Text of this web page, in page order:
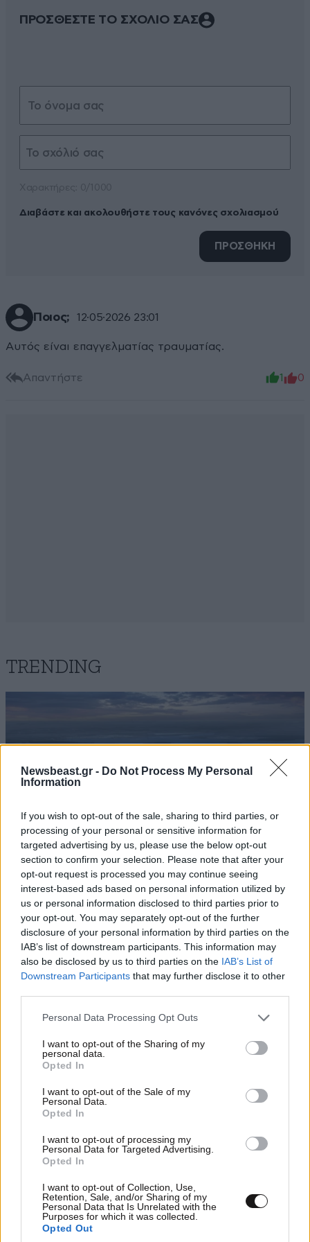
Newsbeast.gr - Do Not Process My Personal
Information
If you wish to opt-out of the sale, sharing to third parties, or
processing of your personal or sensitive information for
targeted advertising by us, please use the below opt-out
section to confirm your selection. Please note that after your
opt-out request is processed you may continue seeing
interest-based ads based on personal information utilized by
us or personal information disclosed to third parties prior to
your opt-out. You may separately opt-out of the further
disclosure of your personal information by third parties on the
IAB’s list of downstream participants. This information may
also be disclosed by us to third parties on the IAB’s List of
Downstream Participants that may further disclose it to other
Please note that this website/app uses one or more Google
not limited to your visit or usage behaviour. You may click to
grant or deny consent to Google and its third-party tags to
use your data for below specified purposes in below Google
consent section.
Personal Data Processing Opt Outs
I want to opt-out of the Sharing of my
personal data.
Opted In
I want to opt-out of the Sale of my
Personal Data.
Opted In
I want to opt-out of processing my
Personal Data for Targeted Advertising.
Opted In
I want to opt-out of Collection, Use,
Retention, Sale, and/or Sharing of my
Personal Data that Is Unrelated with the
Purposes for which it was collected.
Opted Out
ΠΡΟΣΘΕΣΤΕ ΤΟ ΣΧΟΛΙΟ ΣΑΣ
Διαβάστε και ακολουθήστε τους κανόνες σχολιασμού
ΠΡΟΣΘΗΚΗ
Ποιος; 12·05·2026 23:01
Αυτός είναι επαγγελματίας τραυματίας.
Απαντήστε 1 0
TRENDING
Το φαραωνικών διαστάσεων κτίριο που χτίζει ο
Έλον Μασκ λέγεται Terafab και θα κοστίσει 16,8
δισ. δολάρια